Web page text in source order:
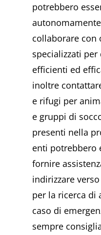
potrebbero
collaborare con
specializzati
efficienti ed
inoltre
e rifugi per
e gruppi di
presenti nella
enti potrebbero
fornire
indirizzare
per la ricerca di
caso di
sempre